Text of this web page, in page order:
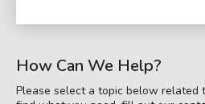
How Can We Help?
Please select a topic below related